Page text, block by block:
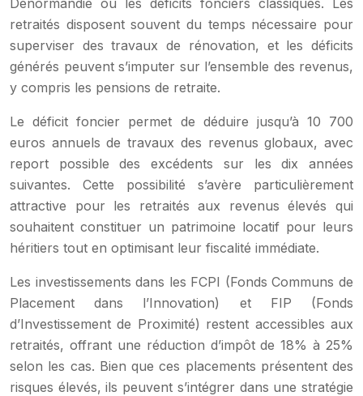
Denormandie ou les déficits fonciers classiques. Les
retraités disposent souvent du temps nécessaire pour
superviser des travaux de rénovation, et les déficits
générés peuvent s’imputer sur l’ensemble des revenus,
y compris les pensions de retraite.
Le déficit foncier permet de déduire jusqu’à 10 700
euros annuels de travaux des revenus globaux, avec
report possible des excédents sur les dix années
suivantes. Cette possibilité s’avère particulièrement
attractive pour les retraités aux revenus élevés qui
souhaitent constituer un patrimoine locatif pour leurs
héritiers tout en optimisant leur fiscalité immédiate.
Les investissements dans les FCPI (Fonds Communs de
Placement dans l’Innovation) et FIP (Fonds
d’Investissement de Proximité) restent accessibles aux
retraités, offrant une réduction d’impôt de 18% à 25%
selon les cas. Bien que ces placements présentent des
risques élevés, ils peuvent s’intégrer dans une stratégie